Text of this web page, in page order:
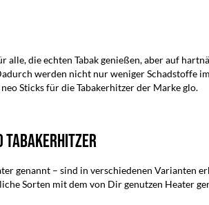
alle, die echten Tabak genießen, aber auf
werden nicht nur weniger Schadstoffe
Sticks für die Tabakerhitzer der Marke glo.
Tabakerhitzer
genannt – sind in verschiedenen Varianten
Sorten mit dem von Dir genutzen Heater